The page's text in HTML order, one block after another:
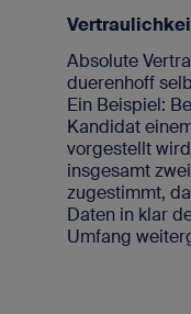
Absolute
duerenhoff
Ein Beispiel:
Kandidat
vorgestellt
insgesamt
zugestimmt,
Daten in klar
Umfang